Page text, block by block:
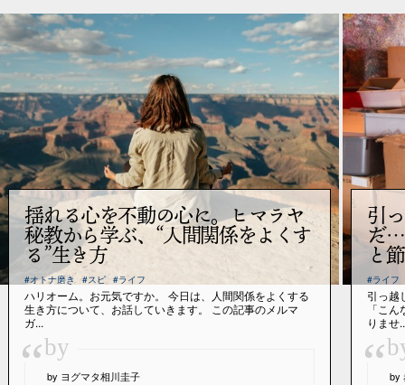
揺れる心を不動の心に。ヒマラヤ
秘教から学ぶ、“人間関係をよくす
る”生き方
#オトナ磨き #スピ #ライフ
ハリオーム。お元気ですか。 今日は、人間関係をよくする
生き方について、お話していきます。 この記事のメルマ
ガ...
“by
by ヨグマタ相川圭子
引
だ…
と
#ライフ
引っ越
「こ
りませ
“ by